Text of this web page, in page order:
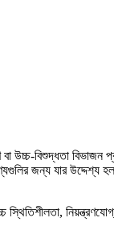
উচ্চ-বিশুদ্ধতা বিভাজন
জন্য যার উদ্দেশ্য
নিয়ন্ত্রণযোগ্য